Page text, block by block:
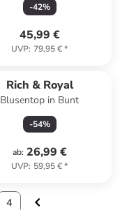
-42%
45,99 €
UVP: 79,95 €*
Rich & Royal
Blusentop in Bunt
-54%
ab: 26,99 €
UVP: 59,95 €*
4